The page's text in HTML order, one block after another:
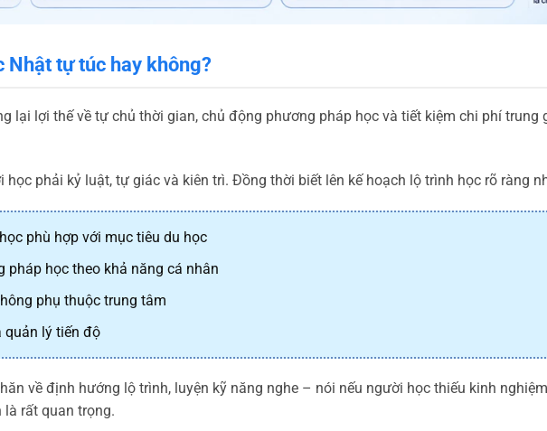
Nhật tự túc hay không?
lại lợi thế về tự chủ thời gian, chủ động phương pháp học và tiết kiệm chi phí trung
phải kỷ luật, tự giác và kiên trì. Đồng thời biết lên kế hoạch lộ trình học rõ ràng
phù hợp với mục tiêu du học
pháp học theo khả năng cá nhân
phụ thuộc trung tâm
quản lý tiến độ
về định hướng lộ trình, luyện kỹ năng nghe – nói nếu người học thiếu kinh
rất quan trọng.